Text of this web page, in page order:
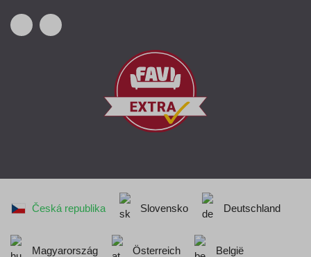
Česká republika Slovensko Deutschland
Magyarország Österreich België